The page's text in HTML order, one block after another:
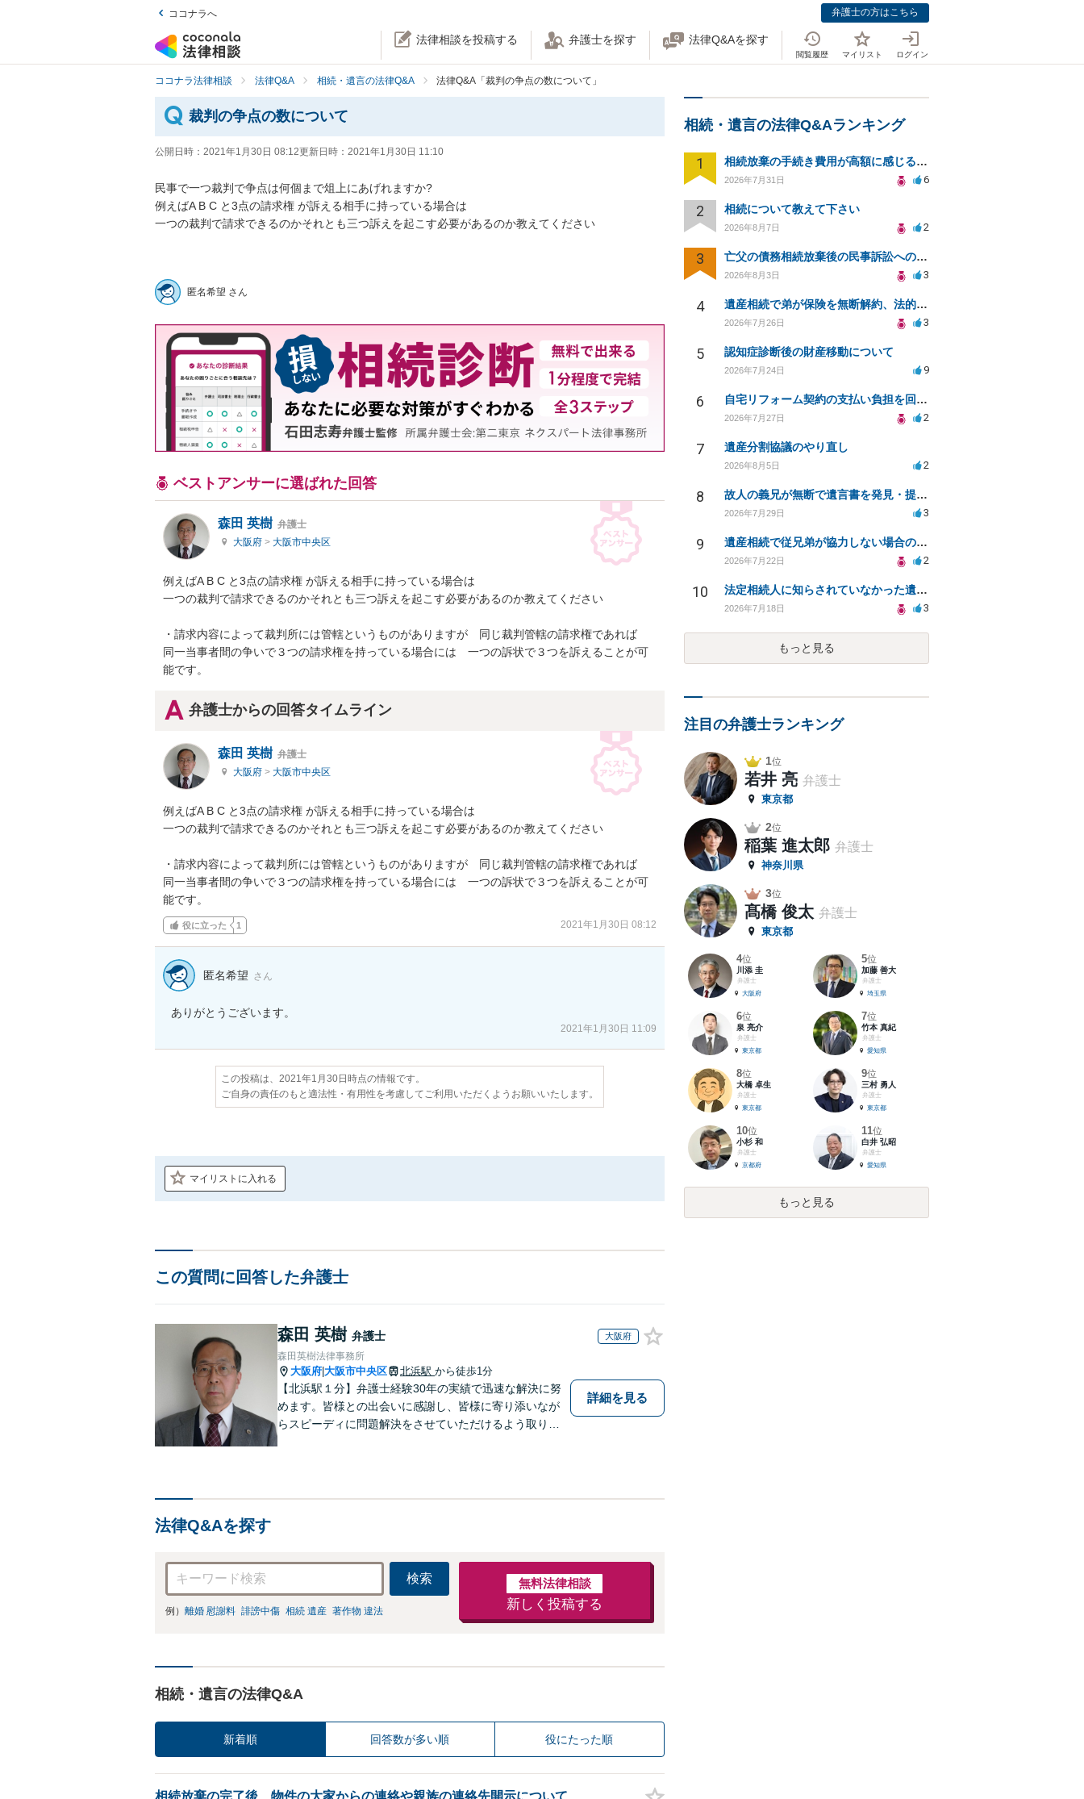
ココナラへ 弁護士の方はこちら
法律相談を投稿する 弁護士を探す 法律Q&Aを探す
閲覧履歴 マイリスト ログイン
ココナラ法律相談 法律Q&A 相続・遺言の法律Q&A 法律Q&A「裁判の争点の数について」
裁判の争点の数について
公開日時： 2021年1月30日 08:12更新日時： 2021年1月30日 11:10
民事で一つ裁判で争点は何個まで俎上にあげれますか?
例えばA B C と3点の請求権 が訴える相手に持っている場合は
一つの裁判で請求できるのかそれとも三つ訴えを起こす必要があるのか教えてください
匿名希望 さん
ベストアンサーに選ばれた回答
森田 英樹 弁護士
大阪府 > 大阪市中央区
例えばA B C と3点の請求権 が訴える相手に持っている場合は
一つの裁判で請求できるのかそれとも三つ訴えを起こす必要があるのか教えてください
・請求内容によって裁判所には管轄というものがありますが　同じ裁判管轄の請求権であれば
同一当事者間の争いで３つの請求権を持っている場合には　一つの訴状で３つを訴えることが可
能です。
弁護士からの回答タイムライン
森田 英樹 弁護士
大阪府 > 大阪市中央区
例えばA B C と3点の請求権 が訴える相手に持っている場合は
一つの裁判で請求できるのかそれとも三つ訴えを起こす必要があるのか教えてください
・請求内容によって裁判所には管轄というものがありますが　同じ裁判管轄の請求権であれば
同一当事者間の争いで３つの請求権を持っている場合には　一つの訴状で３つを訴えることが可
能です。
役に立った 1 2021年1月30日 08:12
匿名希望 さん
ありがとうございます。
2021年1月30日 11:09
この投稿は、2021年1月30日時点の情報です。
ご自身の責任のもと適法性・有用性を考慮してご利用いただくようお願いいたします。
マイリストに入れる
この質問に回答した弁護士
森田 英樹 弁護士 大阪府
森田英樹法律事務所
大阪府 大阪市中央区 北浜駅 から徒歩1分
【北浜駅１分】弁護士経験30年の実績で迅速な解決に努
めます。皆様との出会いに感謝し、皆様に寄り添いなが
らスピーディに問題解決をさせていただけるよう取り組
詳細を見る
法律Q&Aを探す
検索
例） 離婚 慰謝料 誹謗中傷 相続 遺産 著作物 違法
無料法律相談
新しく投稿する
相続・遺言の法律Q&A
新着順 回答数が多い順 役にたった順
相続放棄の完了後、物件の大家からの連絡や親族の連絡先開示について
相続・遺言の法律Q&Aランキング
1 相続放棄の手続き費用が高額に感じるが妥当か知りたい
2026年7月31日 6
2 相続について教えて下さい
2026年8月7日 2
3 亡父の債務相続放棄後の民事訴訟への法的対応についての相談
2026年8月3日 3
4 遺産相続で弟が保険を無断解約、法的問題は？
2026年7月26日 3
5 認知症診断後の財産移動について
2026年7月24日 9
6 自宅リフォーム契約の支払い負担を回避する方法は？
2026年7月27日 2
7 遺産分割協議のやり直し
2026年8月5日 2
8 故人の義兄が無断で遺言書を発見・提出、法的対処法は？
2026年7月29日 3
9 遺産相続で従兄弟が協力しない場合の対処法は？
2026年7月22日 2
10 法定相続人に知らされていなかった遺言と遺産分割
2026年7月18日 3
もっと見る
注目の弁護士ランキング
1位
若井 亮 弁護士
東京都
2位
稲葉 進太郎 弁護士
神奈川県
3位
髙橋 俊太 弁護士
東京都
4位
川添 圭
弁護士
大阪府
5位
加藤 善大
弁護士
埼玉県
6位
泉 亮介
弁護士
東京都
7位
竹本 真紀
弁護士
愛知県
8位
大橋 卓生
弁護士
東京都
9位
三村 勇人
弁護士
東京都
10位
小杉 和
弁護士
京都府
11位
白井 弘昭
弁護士
愛知県
もっと見る